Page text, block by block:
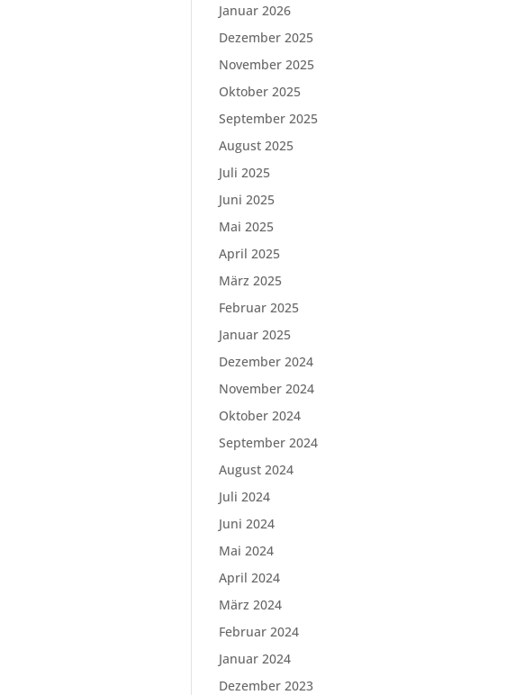
Januar 2026
Dezember 2025
November 2025
Oktober 2025
September 2025
August 2025
Juli 2025
Juni 2025
Mai 2025
April 2025
März 2025
Februar 2025
Januar 2025
Dezember 2024
November 2024
Oktober 2024
September 2024
August 2024
Juli 2024
Juni 2024
Mai 2024
April 2024
März 2024
Februar 2024
Januar 2024
Dezember 2023